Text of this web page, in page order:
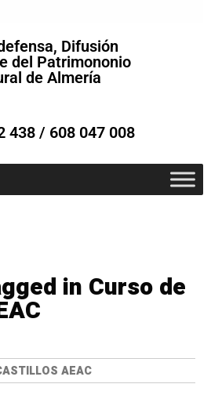
Difusión
del Patrimononio
de Almería
438 / 608 047 008
in Curso de
AEAC